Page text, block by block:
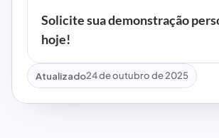
Solicite sua demonstração
hoje!
Atualizado24 de outubro de 2025